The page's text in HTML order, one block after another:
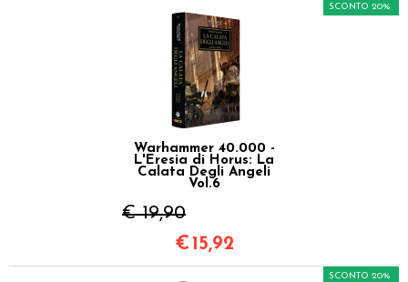
Warhammer 40.000 -
L'Eresia di Horus: La
Calata Degli Angeli
Vol.6
€ 19,90
SCONTO 20%
€ 15,92
SCONTO 20%